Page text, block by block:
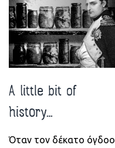
A little bit of
history…
Όταν τον δέκατο όγδοο